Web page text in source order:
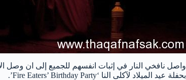
واصل نافخي النار في إثبات انفسهم للجميع إلى ان وصل
بحفلة عيد الميلاد لآكلى النا ‘Fire Eaters’ Birthday Party’.